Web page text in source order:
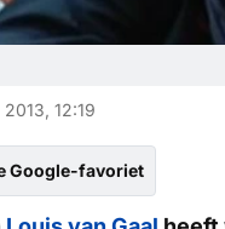
12:19
Google-favoriet